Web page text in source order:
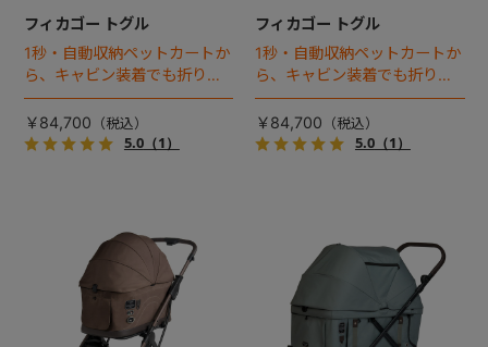
フィカゴー トグル
1秒・自動収納ペットカートか
ら、キャビン装着でも折りた
ためるモデルが登場！
￥84,700
5.0（1）
フィカゴー トグル
1秒・自動収納ペットカートか
ら、キャビン装着でも折りた
ためるモデルが登場！
￥84,700
5.0（1）